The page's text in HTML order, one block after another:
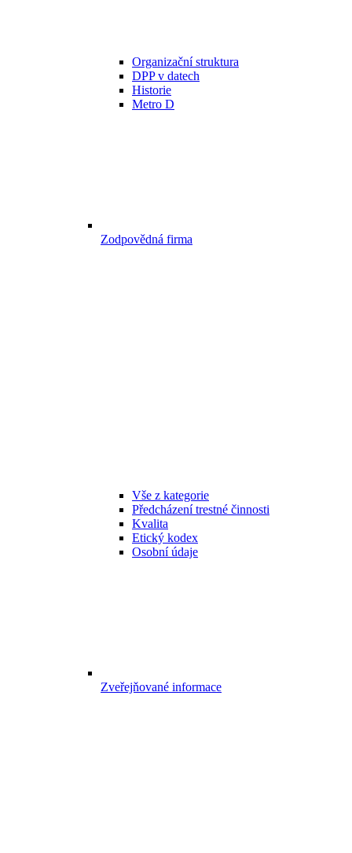
Organizační struktura
DPP v datech
Historie
Metro D
Zodpovědná firma
Vše z kategorie
Předcházení trestné činnosti
Kvalita
Etický kodex
Osobní údaje
Zveřejňované informace